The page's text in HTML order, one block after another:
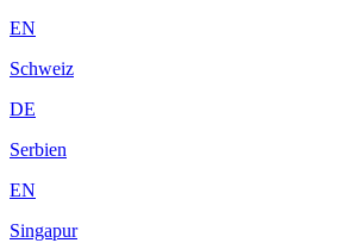
EN
Schweiz
DE
Serbien
EN
Singapur